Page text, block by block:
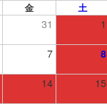
金 土
31 1
7 8
14 15